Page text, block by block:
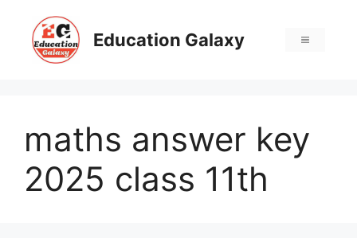
content
Education Galaxy Menu
maths answer key
2025 class 11th